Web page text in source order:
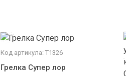
Код артикула: Т1326
Грелка Супер лор